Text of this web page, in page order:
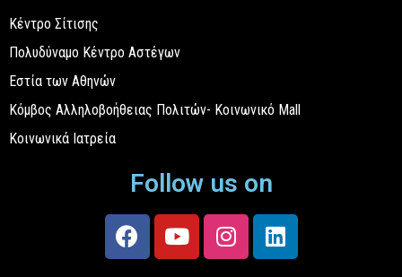
Κέντρο Σίτισης
Πολυδύναμο Κέντρο Αστέγων
Εστία των Αθηνών
Κόμβος Αλληλοβοήθειας Πολιτών- Κοινωνικό Mall
Κοινωνικά Ιατρεία
Follow us on